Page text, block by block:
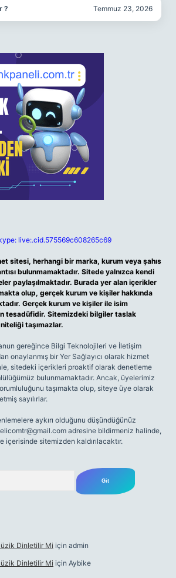
? Temmuz 23, 2026
live:.cid.575569c608265c69
sitesi, herhangi bir marka, kurum veya şahıs
bulunmamaktadır. Sitede yalnızca kendi
paylaşılmaktadır. Burada yer alan içerikler
olup, gerçek kurum ve kişiler hakkında
Gerçek kurum ve kişiler ile isim
tesadüfidir. Sitemizdeki bilgiler taslak
taşımazlar.
gereğince Bilgi Teknolojileri ve İletişim
onaylanmış bir Yer Sağlayıcı olarak hizmet
sitedeki içerikleri proaktif olarak denetleme
bulunmamaktadır. Ancak, üyelerimiz
taşımakta olup, siteye üye olarak
sayılırlar.
aykırı olduğunu düşündüğünüz
adresine bildirmeniz halinde,
içerisinde sitemizden kaldırılacaktır.
Dinletilir Mi için admin
Dinletilir Mi için Aybike